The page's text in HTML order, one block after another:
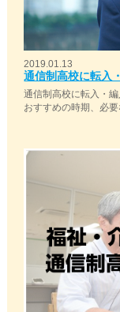
2019.01.13
通信制高校に転入
通信制高校に転入・
おすすめの時期、必